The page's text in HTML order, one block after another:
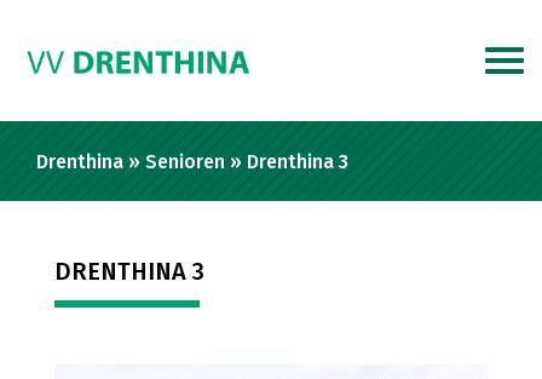
Drenthina » Senioren » Drenthina 3
DRENTHINA 3